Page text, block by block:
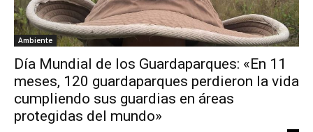
Ambiente
Día Mundial de los Guardaparques: «En 11
meses, 120 guardaparques perdieron la vida
cumpliendo sus guardias en áreas
protegidas del mundo»